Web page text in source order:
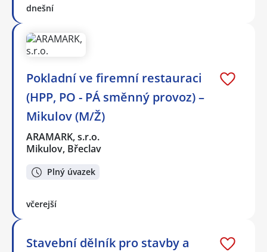
dnešní
Pokladní ve firemní restauraci
(HPP, PO - PÁ směnný provoz) –
Mikulov (M/Ž)
ARAMARK, s.r.o.
Mikulov, Břeclav
Plný úvazek
včerejší
Stavební dělník pro stavby a